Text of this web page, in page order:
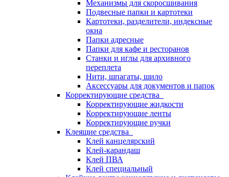
Механизмы для скоросшивания
Подвесные папки и картотеки
Картотеки, разделители, индексные
окна
Папки адресные
Папки для кафе и ресторанов
Станки и иглы для архивного
переплета
Нити, шпагаты, шило
Аксессуары для документов и папок
Корректирующие средства
Корректирующие жидкости
Корректирующие ленты
Корректирующие ручки
Клеящие средства
Клей канцелярский
Клей-карандаш
Клей ПВА
Клей специальный